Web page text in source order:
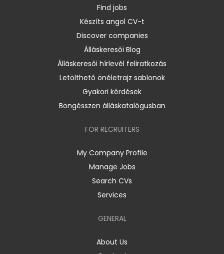
Find jobs
Készíts angol CV-t
Discover companies
Álláskeresői Blog
Álláskeresői hírlevél feliratkozás
Letölthető önéletrajz sablonok
Gyakori kérdések
Böngésszen álláskatalógusban
FOR RECRUITERS
My Company Profile
Manage Jobs
Search CVs
Services
GENERAL
About Us